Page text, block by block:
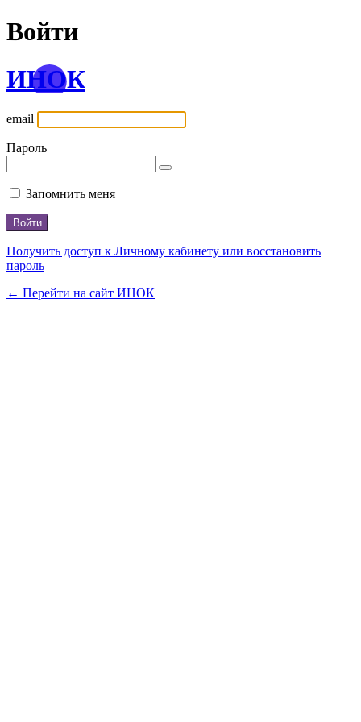
Войти
ИНОК
email
Пароль
Запомнить меня
Получить доступ к Личному кабинету или восстановить
пароль
← Перейти на сайт ИНОК